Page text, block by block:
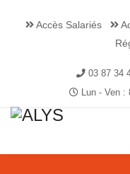
Accès Salariés
03 87 34
Lun - Ven :